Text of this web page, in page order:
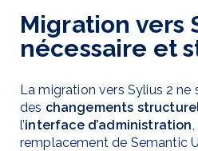
Migration vers
nécessaire et
La migration vers Sylius 2 ne
des changements
l’interface d’administration
remplacement de Semantic